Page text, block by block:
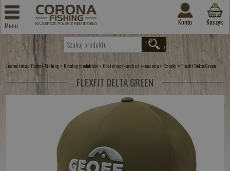
Menu Konto Koszyk
Jesteś tutaj: Corona-Fishing > Katalog produktów > Odzież wędkarska i akcesoria > Czapki >Flexfit Delta Green
FLEXFIT DELTA GREEN